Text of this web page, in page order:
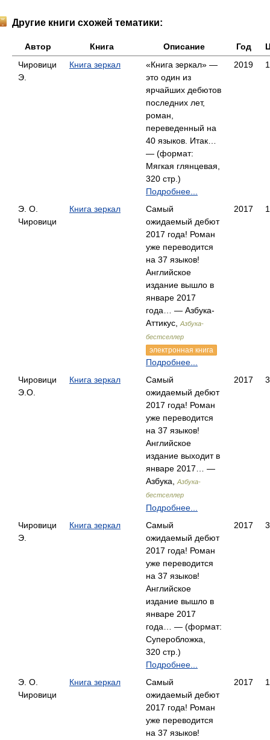
Другие книги схожей тематики:
Автор Книга Описание Год
Чировици
Э.
Книга зеркал
«Книга зеркал» —
это один из
ярчайших дебютов
последних лет,
роман,
переведенный на
40 языков. Итак…
— (формат:
Мягкая глянцевая,
320 стр.)
Подробнее...
2019
Э. О.
Чировици
Книга зеркал
Самый
ожидаемый дебют
2017 года! Роман
уже переводится
на 37 языков!
Английское
издание вышло в
январе 2017
года… — Азбука-
Аттикус,
Азбука-
бестселлер
электронная книга
Подробнее...
2017
Чировици
Э.О.
Книга зеркал
Самый
ожидаемый дебют
2017 года! Роман
уже переводится
на 37 языков!
Английское
издание выходит в
январе 2017… —
Азбука,
Азбука-
бестселлер
Подробнее...
2017
Чировици
Э.
Книга зеркал
Самый
ожидаемый дебют
2017 года! Роман
уже переводится
на 37 языков!
Английское
издание вышло в
январе 2017
года… — (формат:
Суперобложка,
320 стр.)
Подробнее...
2017
Э. О.
Чировици
Книга зеркал
Самый
ожидаемый дебют
2017 года! Роман
уже переводится
на 37 языков!
2017